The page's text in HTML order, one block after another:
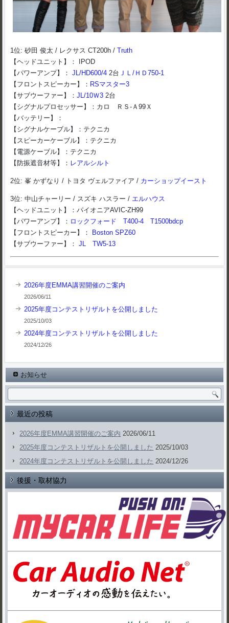
1位: 砂田 俊太 / レクサス CT200h /Truth
【ヘッドユニット】： IPOD
【パワーアンプ】：JL/HD600/4 2台 ＪＬ/ＨＤ750-1
【フロントスピーカー】： RSマスター3
【サブウーファー】：JL/10Ｗ3 2台
【シグナルプロセッサー】：カロ ＲＳ-Ａ99Ｘ
【バッテリー】：
【シグナルケーブル】：テクニカ
【スピーカーケーブル】：テクニカ
【電源ケーブル】：テクニカ
【防振遮音材等】： レアルシルト
2位: 峯 かずなり / トヨタ ヴェルファイア / カーショップイースト
3位: 中山チャーリー / スズキ ハスラー / エルハウス
【ヘッドユニット】：パイオニアAVIC-ZH99
【パワーアンプ】： ロックフォード T400-4
T1500bdcp
【フロントスピーカー】： Boston SPZ60
【サブウーファー】：JL TW5-13
2026年度EMMA講習開催のご案内
2026/06/11
2025年度コンテストリザルトを公開しました
2025/10/03
2024年度コンテストリザルトを公開しました
2024/12/26
お知らせ
最近の投稿
2026年度EMMA講習開催のご案内 2026/06/11
2025年度コンテストリザルトを公開しました 2025/10/03
2024年度コンテストリザルトを公開しました 2024/12/26
後援・取材協力